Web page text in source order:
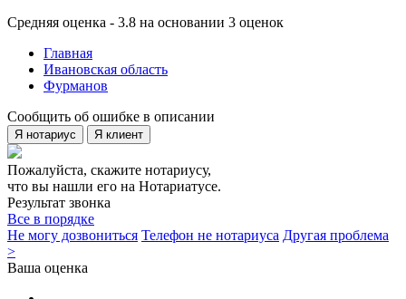
Средняя оценка - 3.8 на основании 3 оценок
Главная
Ивановская область
Фурманов
Сообщить об ошибке в описании
Я нотариус Я клиент
Пожалуйста, скажите нотариусу,
что вы нашли его на Нотариатусе.
Результат звонка
Все в порядке
Не могу дозвониться Телефон не нотариуса Другая проблема
>
Ваша оценка